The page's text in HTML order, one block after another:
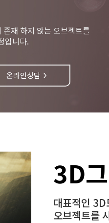
재 하지 않는 오브젝트를
입니다.
온라인상담 >
3D
대표적인
오브젝트를